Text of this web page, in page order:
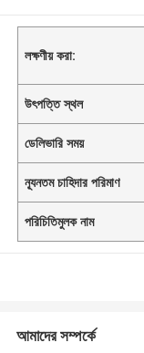
লক্ষণীয় করা:
উৎপত্তি স্থল
ডেলিভারি সময়
ন্যূনতম চাহিদার পরিমাণ
পরিচিতিমুলক নাম
আমাদের সম্পর্কে